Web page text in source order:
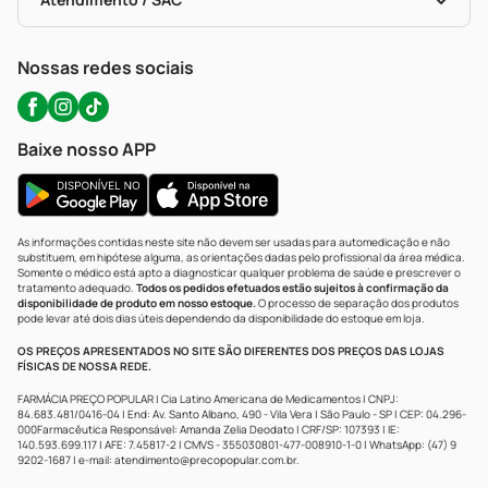
Nossas redes sociais
Baixe nosso APP
As informações contidas neste site não devem ser usadas para automedicação e não
substituem, em hipótese alguma, as orientações dadas pelo profissional da área médica.
Somente o médico está apto a diagnosticar qualquer problema de saúde e prescrever o
tratamento adequado. Todos os pedidos efetuados estão sujeitos à confirmação da
disponibilidade de produto em nosso estoque.O processo de separação dos produtos
pode levar até dois dias úteis dependendo da disponibilidade do estoque em loja.
OS PREÇOS APRESENTADOS NO SITE SÃO DIFERENTES DOS PREÇOS DAS LOJAS
FÍSICAS DE NOSSA REDE.
FARMÁCIA PREÇO POPULAR | Cia Latino Americana de Medicamentos | CNPJ:
84.683.481/0416-04 | End: Av. Santo Albano, 490 - Vila Vera | São Paulo - SP | CEP: 04.296-
000Farmacêutica Responsável: Amanda Zelia Deodato | CRF/SP: 107393 | IE:
140.593.699.117 | AFE: 7.45817-2 | CMVS - 355030801-477-008910-1-0 | WhatsApp: (47) 9
9202-1687 | e-mail: atendimento@precopopular.com.br.